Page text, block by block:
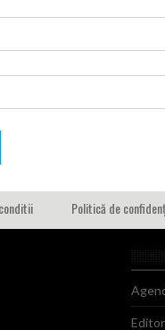
Politică de